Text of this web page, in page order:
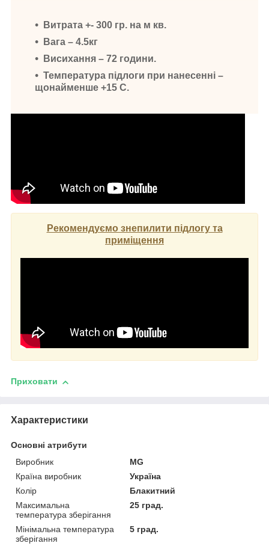
Витрата +- 300 гр. на м кв.
Вага – 4.5кг
Висихання – 72 години.
Температура підлоги при нанесенні –
щонайменше +15 С.
Рекомендуємо знепилити підлогу та
приміщення
Приховати
Характеристики
Основні атрибути
Виробник
MG
Країна виробник
Україна
Колір
Блакитний
Максимальна
температура зберігання
25 град.
Мінімальна температура
зберігання
5 град.